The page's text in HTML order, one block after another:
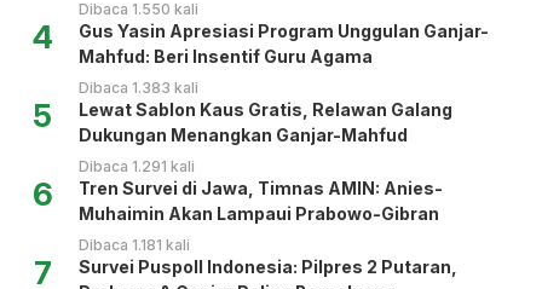
Dibaca 1.550 kali
4
Gus Yasin Apresiasi Program Unggulan Ganjar-
Mahfud: Beri Insentif Guru Agama
Dibaca 1.383 kali
5
Lewat Sablon Kaus Gratis, Relawan Galang
Dukungan Menangkan Ganjar-Mahfud
Dibaca 1.291 kali
6
Tren Survei di Jawa, Timnas AMIN: Anies-
Muhaimin Akan Lampaui Prabowo-Gibran
Dibaca 1.181 kali
7
Survei Puspoll Indonesia: Pilpres 2 Putaran,